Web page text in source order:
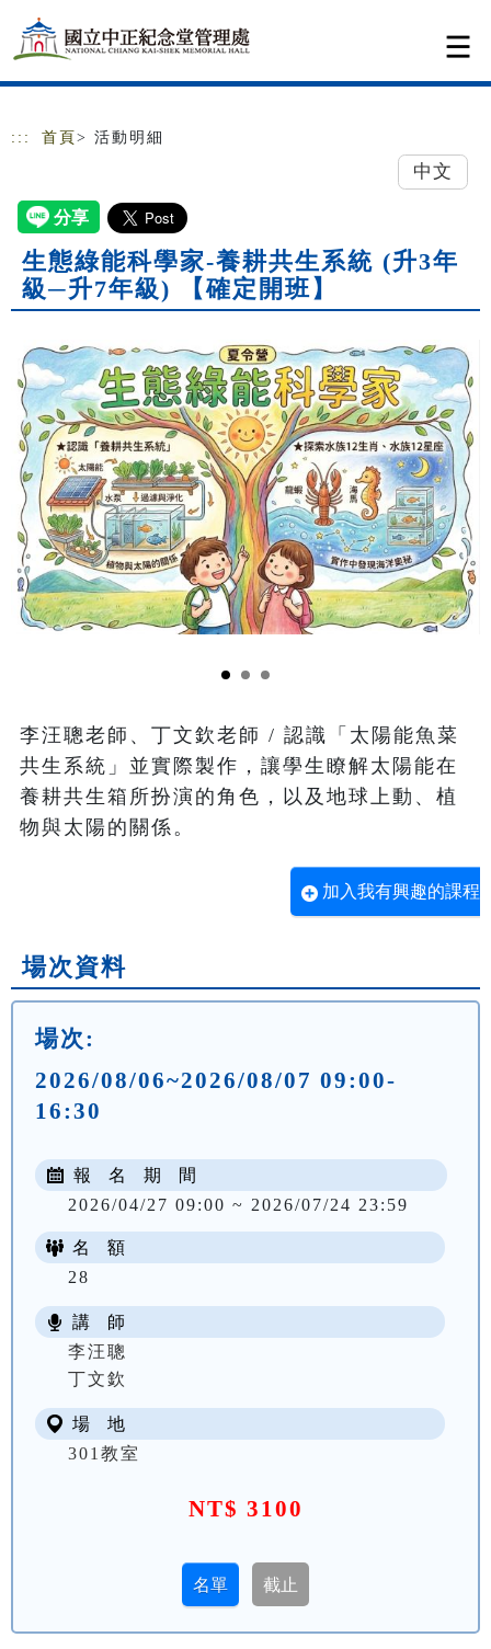
跳到主要內容
網站導覽
::: 首頁 > 活動明細
中文
生態綠能科學家-養耕共生系統 (升3年
級─升7年級) 【確定開班】
李汪聰老師、丁文欽老師 / 認識「太陽能魚菜
共生系統」並實際製作，讓學生瞭解太陽能在
養耕共生箱所扮演的角色，以及地球上動、植
物與太陽的關係。
加入我有興趣的課程
場次資料
場次:
2026/08/06~2026/08/07 09:00-
16:30
NT$ 3100
報 名 期 間
2026/04/27 09:00 ~ 2026/07/24 23:59
名 額
28
講 師
李汪聰
丁文欽
場 地
301教室